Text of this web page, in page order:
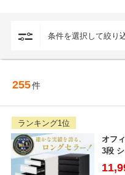
条件を選択して絞り
255件
ランキング1位
オフ
3段
さ6...